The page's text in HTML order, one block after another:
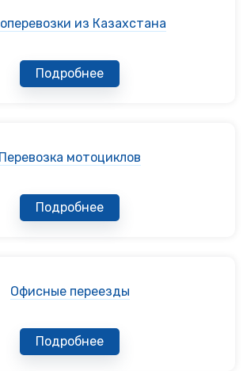
из Казахстана
Подробнее
Перевозка мотоциклов
Подробнее
Офисные переезды
Подробнее